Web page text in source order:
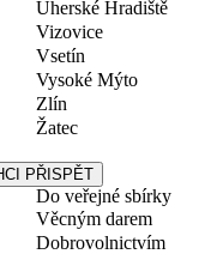
Uherské Hradiště
Vizovice
Vsetín
Vysoké Mýto
Zlín
Žatec
PŘISPĚT
Do veřejné sbírky
Věcným darem
Dobrovolnictvím